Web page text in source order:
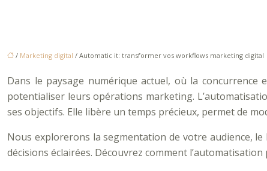
/ Marketing digital / Automatic it: transformer vos workflows marketing digital
Dans le paysage numérique actuel, où la
potentialiser leurs opérations marketing.
ses objectifs. Elle libère un temps précieux, permet de
Nous explorerons la segmentation de votre audience,
décisions éclairées. Découvrez comment